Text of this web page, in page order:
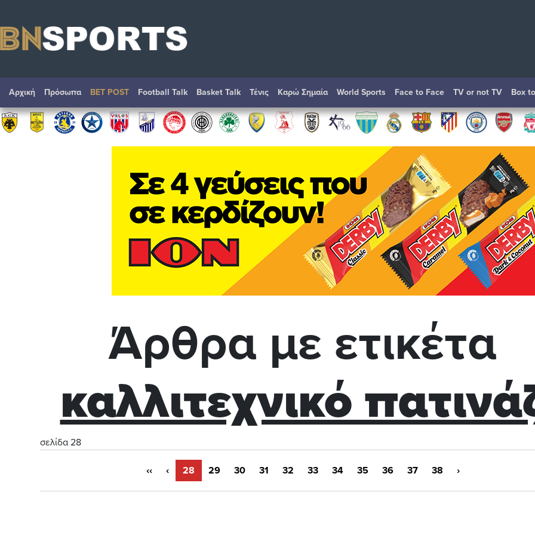
Αρχική Πρόσωπα BET POST Football Talk Basket Talk Τένις Καρώ Σημαία World Sports Face to Face TV or not TV Box
Άρθρα με ετικέτα
καλλιτεχνικό
σελίδα 28
‹‹ ‹ 28 29 30 31 32 33 34 35 36 37 38 ›